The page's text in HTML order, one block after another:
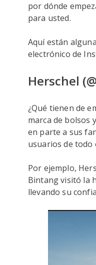
por dónde
para usted.
Aquí están
electrónico de
Herschel
¿Qué tienen de
marca de bolsos
en parte a sus
usuarios de todo
Por ejemplo,
Bintang visitó la
llevando su